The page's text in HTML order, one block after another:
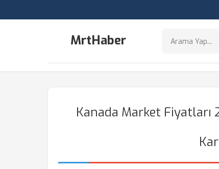
MrtHaber
Kanada Market Fiyatları